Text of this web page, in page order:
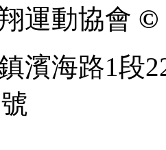
運動協會 ©
濱海路1